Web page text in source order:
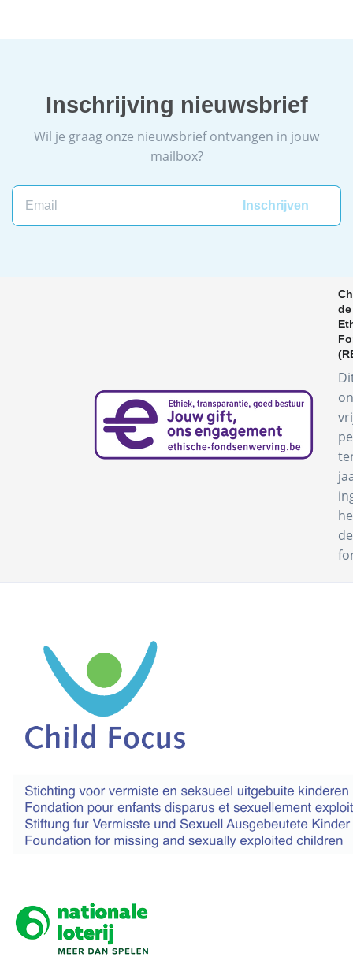
Inschrijving nieuwsbrief
Wil je graag onze nieuwsbrief ontvangen in jouw
mailbox?
Email